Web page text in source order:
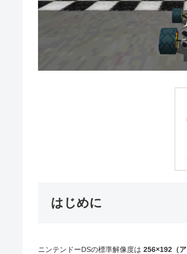
はじめに
ニンテンドーDSの標準解像度は 256×192（ア